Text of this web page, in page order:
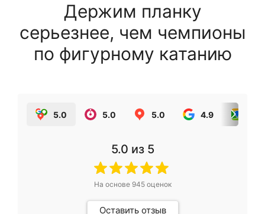
Держим планку
серьезнее, чем чемпионы
по фигурному катанию
5.0 5.0 5.0 4.9
5.0 из 5
На основе 945оценок
Оставить отзыв